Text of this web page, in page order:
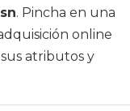
. Pincha en una
online
atributos y